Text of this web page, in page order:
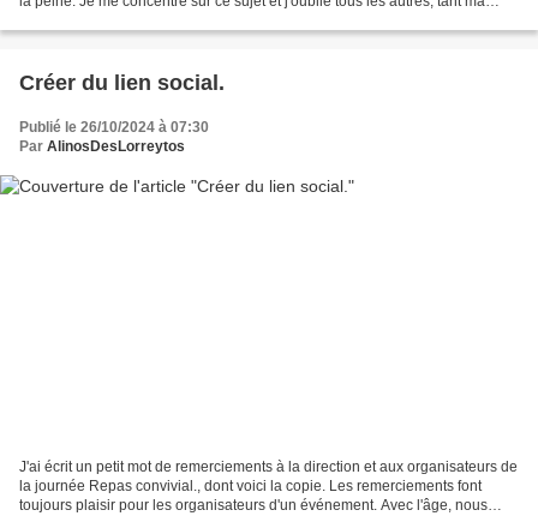
Créer du lien social.
Publié le 26/10/2024 à 07:30
Par AlinosDesLorreytos
J'ai écrit un petit mot de remerciements à la direction et aux organisateurs de
la journée Repas convivial., dont voici la copie. Les remerciements font
toujours plaisir pour les organisateurs d'un événement. Avec l'âge, nous